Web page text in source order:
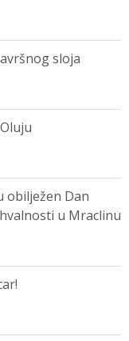
sloja
obilježen Dan
u Mraclinu